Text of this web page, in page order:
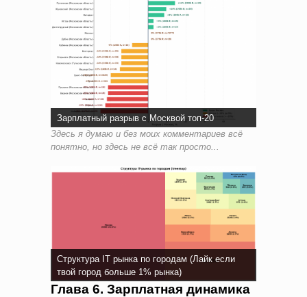
Зарплатный разрыв с Москвой топ-20
Здесь я думаю и без моих комментариев всё
понятно, но здесь не всё так просто...
Структура IT рынка по городам (Лайк если
твой город больше 1% рынка)
Глава 6. Зарплатная динамика